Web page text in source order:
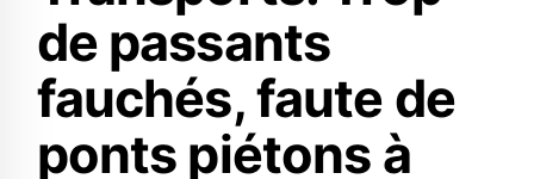
de passants
fauchés, faute de
ponts piétons à